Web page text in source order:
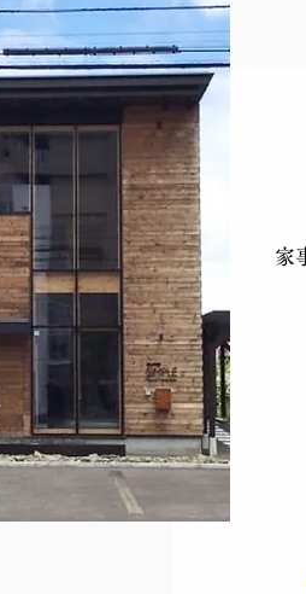
9月 お仕事説
十勝エリア
家